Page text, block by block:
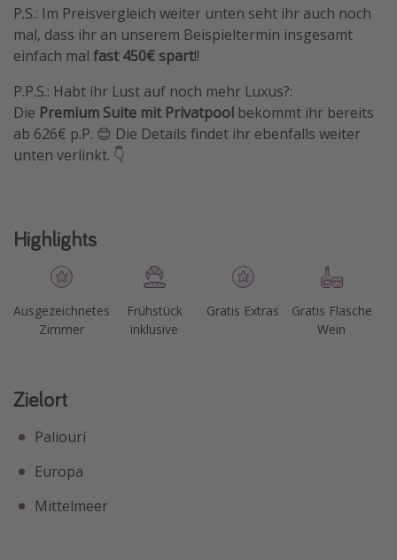
P.S.: Im Preisvergleich weiter unten seht ihr auch noch
mal, dass ihr an unserem Beispieltermin insgesamt
einfach mal fast 450€ spart!!
P.P.S.: Habt ihr Lust auf noch mehr Luxus?:
Die Premium Suite mit Privatpool bekommt ihr bereits
ab 626€ p.P. 😊 Die Details findet ihr ebenfalls weiter
unten verlinkt. 👇
Highlights
Ausgezeichnetes
Zimmer
Frühstück
inklusive
Gratis Extras
Gratis Flasche
Wein
Zielort
Paliourí
Europa
Mittelmeer